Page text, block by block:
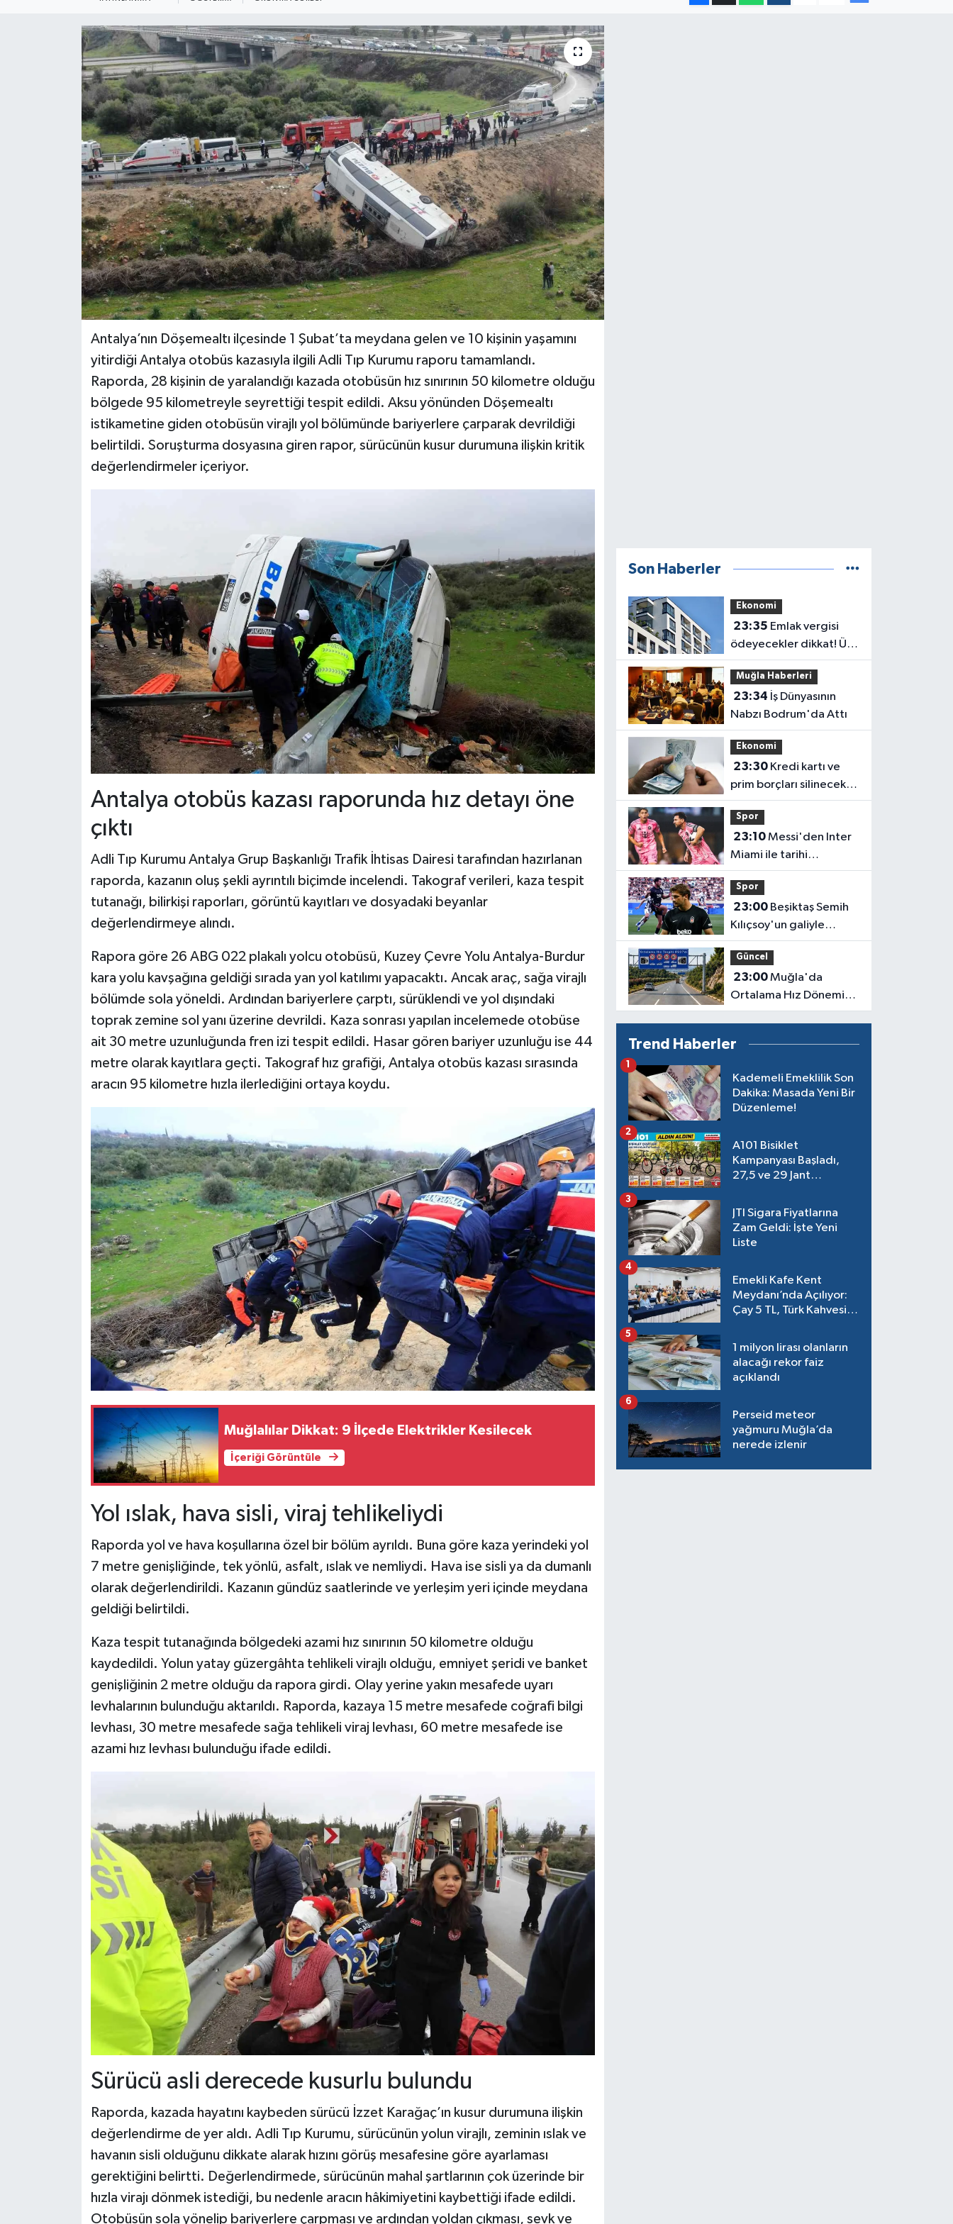
Antalya’nın Döşemealtı ilçesinde 1 Şubat’ta meydana gelen ve 10 kişinin yaşamını
yitirdiği Antalya otobüs kazasıyla ilgili Adli Tıp Kurumu raporu tamamlandı.
Raporda, 28 kişinin de yaralandığı kazada otobüsün hız sınırının 50 kilometre olduğu
bölgede 95 kilometreyle seyrettiği tespit edildi. Aksu yönünden Döşemealtı
istikametine giden otobüsün virajlı yol bölümünde bariyerlere çarparak devrildiği
belirtildi. Soruşturma dosyasına giren rapor, sürücünün kusur durumuna ilişkin kritik
değerlendirmeler içeriyor.
Antalya otobüs kazası raporunda hız detayı öne
çıktı
Adli Tıp Kurumu Antalya Grup Başkanlığı Trafik İhtisas Dairesi tarafından hazırlanan
raporda, kazanın oluş şekli ayrıntılı biçimde incelendi. Takograf verileri, kaza tespit
tutanağı, bilirkişi raporları, görüntü kayıtları ve dosyadaki beyanlar
değerlendirmeye alındı.
Rapora göre 26 ABG 022 plakalı yolcu otobüsü, Kuzey Çevre Yolu Antalya-Burdur
kara yolu kavşağına geldiği sırada yan yol katılımı yapacaktı. Ancak araç, sağa virajlı
bölümde sola yöneldi. Ardından bariyerlere çarptı, sürüklendi ve yol dışındaki
toprak zemine sol yanı üzerine devrildi. Kaza sonrası yapılan incelemede otobüse
ait 30 metre uzunluğunda fren izi tespit edildi. Hasar gören bariyer uzunluğu ise 44
metre olarak kayıtlara geçti. Takograf hız grafiği, Antalya otobüs kazası sırasında
aracın 95 kilometre hızla ilerlediğini ortaya koydu.
Muğlalılar Dikkat: 9 İlçede Elektrikler Kesilecek
İçeriği Görüntüle
Yol ıslak, hava sisli, viraj tehlikeliydi
Raporda yol ve hava koşullarına özel bir bölüm ayrıldı. Buna göre kaza yerindeki yol
7 metre genişliğinde, tek yönlü, asfalt, ıslak ve nemliydi. Hava ise sisli ya da dumanlı
olarak değerlendirildi. Kazanın gündüz saatlerinde ve yerleşim yeri içinde meydana
geldiği belirtildi.
Kaza tespit tutanağında bölgedeki azami hız sınırının 50 kilometre olduğu
kaydedildi. Yolun yatay güzergâhta tehlikeli virajlı olduğu, emniyet şeridi ve banket
genişliğinin 2 metre olduğu da rapora girdi. Olay yerine yakın mesafede uyarı
levhalarının bulunduğu aktarıldı. Raporda, kazaya 15 metre mesafede coğrafi bilgi
levhası, 30 metre mesafede sağa tehlikeli viraj levhası, 60 metre mesafede ise
azami hız levhası bulunduğu ifade edildi.
Sürücü asli derecede kusurlu bulundu
Raporda, kazada hayatını kaybeden sürücü İzzet Karağaç’ın kusur durumuna ilişkin
değerlendirme de yer aldı. Adli Tıp Kurumu, sürücünün yolun virajlı, zeminin ıslak ve
havanın sisli olduğunu dikkate alarak hızını görüş mesafesine göre ayarlaması
gerektiğini belirtti. Değerlendirmede, sürücünün mahal şartlarının çok üzerinde bir
hızla virajı dönmek istediği, bu nedenle aracın hâkimiyetini kaybettiği ifade edildi.
Otobüsün sola yönelip bariyerlere çarpması ve ardından yoldan çıkması, sevk ve
Son Haberler
Ekonomi
23:35
ödeyecekler dikkat! Üst
sınır değişti
Muğla Haberleri
23:34
Nabzı Bodrum'da Attı
Ekonomi
23:30Kredi kartı ve
prim borçları silinecek
mi? Gözler TBMM'ye
çevrildi
Spor
23:10Messi'den Inter
Miami ile tarihi
performans! Rekorlara
doymuyor
Spor
23:00Beşiktaş Semih
Kılıçsoy'un galiyle
avantajı elde etti!
Güncel
23:00Muğla'da
Ortalama Hız Dönemi
Başlıyor
Trend Haberler
Kademeli Emeklilik Son
Dakika: Masada Yeni Bir
Düzenleme!
1
A101 Bisiklet
Kampanyası Başladı,
27,5 ve 29 Jant
2
JTI Sigara Fiyatlarına
Zam Geldi: İşte Yeni
Liste
3
Emekli Kafe Kent
Meydanı’nda Açılıyor:
Çay 5 TL, Türk Kahvesi
4
1 milyon lirası olanların
alacağı rekor faiz
açıklandı
5
Perseid meteor
yağmuru Muğla’da
nerede izlenir
6